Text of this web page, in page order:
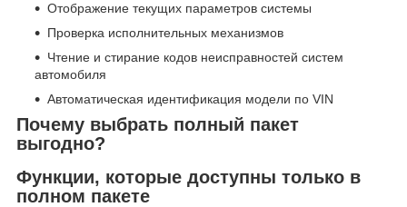
Отображение текущих параметров системы
Проверка исполнительных механизмов
Чтение и стирание кодов неисправностей систем
автомобиля
Автоматическая идентификация модели по VIN
Почему выбрать полный пакет
выгодно?
Функции, которые доступны только в
полном пакете